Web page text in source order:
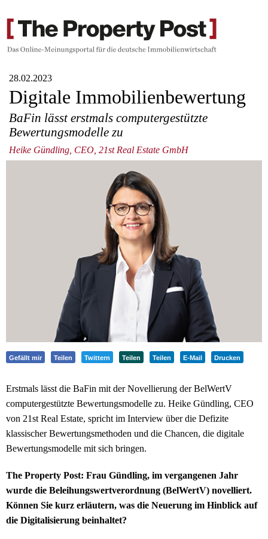
28.02.2023
Digitale Immobilienbewertung
BaFin lässt erstmals computergestützte
Bewertungsmodelle zu
Heike Gündling, CEO, 21st Real Estate GmbH
Gefällt mir Teilen Twittern Teilen Teilen E-Mail Drucken
Erstmals lässt die BaFin mit der Novellierung der BelWertV
computergestützte Bewertungsmodelle zu. Heike Gündling, CEO
von 21st Real Estate, spricht im Interview über die Defizite
klassischer Bewertungsmethoden und die Chancen, die digitale
Bewertungsmodelle mit sich bringen.
The Property Post: Frau Gündling, im vergangenen Jahr
wurde die Beleihungswertverordnung (BelWertV) novelliert.
Können Sie kurz erläutern, was die Neuerung im Hinblick auf
die Digitalisierung beinhaltet?